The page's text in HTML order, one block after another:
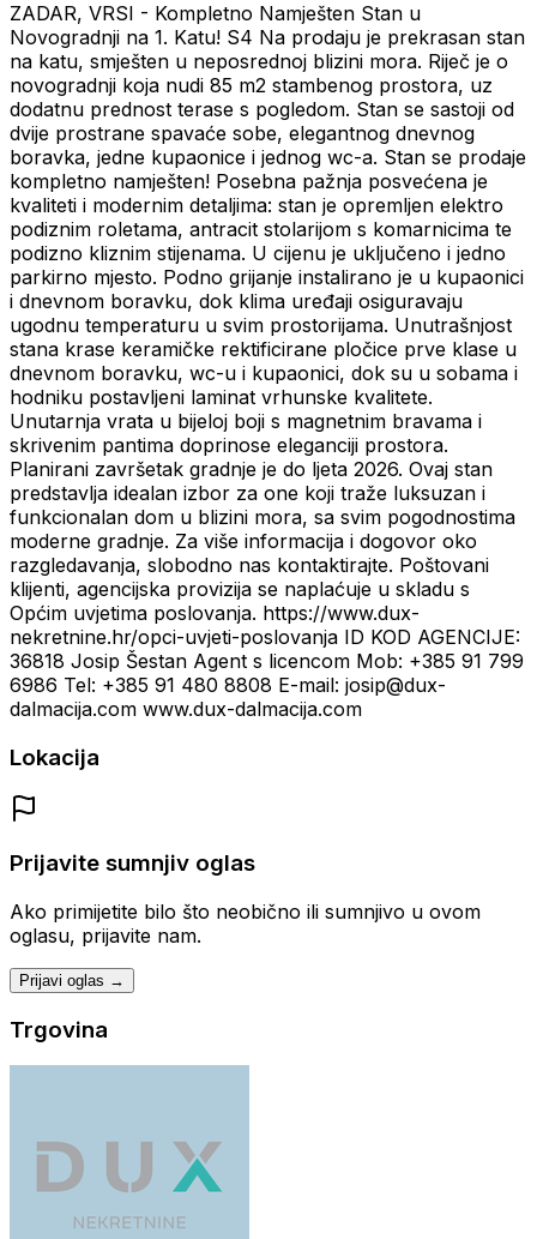
ZADAR, VRSI - Kompletno Namješten Stan u
Novogradnji na 1. Katu! S4 Na prodaju je prekrasan stan
na katu, smješten u neposrednoj blizini mora. Riječ je o
novogradnji koja nudi 85 m2 stambenog prostora, uz
dodatnu prednost terase s pogledom. Stan se sastoji od
dvije prostrane spavaće sobe, elegantnog dnevnog
boravka, jedne kupaonice i jednog wc-a. Stan se prodaje
kompletno namješten! Posebna pažnja posvećena je
kvaliteti i modernim detaljima: stan je opremljen elektro
podiznim roletama, antracit stolarijom s komarnicima te
podizno kliznim stijenama. U cijenu je uključeno i jedno
parkirno mjesto. Podno grijanje instalirano je u kupaonici
i dnevnom boravku, dok klima uređaji osiguravaju
ugodnu temperaturu u svim prostorijama. Unutrašnjost
stana krase keramičke rektificirane pločice prve klase u
dnevnom boravku, wc-u i kupaonici, dok su u sobama i
hodniku postavljeni laminat vrhunske kvalitete.
Unutarnja vrata u bijeloj boji s magnetnim bravama i
skrivenim pantima doprinose eleganciji prostora.
Planirani završetak gradnje je do ljeta 2026. Ovaj stan
predstavlja idealan izbor za one koji traže luksuzan i
funkcionalan dom u blizini mora, sa svim pogodnostima
moderne gradnje. Za više informacija i dogovor oko
razgledavanja, slobodno nas kontaktirajte. Poštovani
klijenti, agencijska provizija se naplaćuje u skladu s
Općim uvjetima poslovanja. https://www.dux-
nekretnine.hr/opci-uvjeti-poslovanja ID KOD AGENCIJE:
36818 Josip Šestan Agent s licencom Mob: +385 91 799
6986 Tel: +385 91 480 8808 E-mail: josip@dux-
dalmacija.com www.dux-dalmacija.com
Lokacija
Prijavite sumnjiv oglas
Ako primijetite bilo što neobično ili sumnjivo u ovom
oglasu, prijavite nam.
Prijavi oglas →
Trgovina